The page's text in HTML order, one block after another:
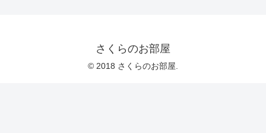
さくらのお部屋
© 2018 さくらのお部屋.